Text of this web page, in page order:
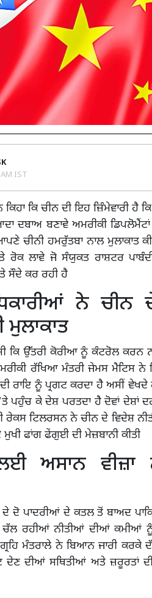
AM IST
ਕਿਹਾ ਕਿ ਚੀਨ ਦੀ ਇਹ ਜ਼ਿੰਮੇਵਾਰੀ ਹੈ
ਦਬਾਅ ਬਣਾਵੇ ਅਮਰੀਕੀ
ਚੀਨੀ ਹਮਰੁੱਤਬਾ ਨਾਲ ਮੁਲਾਕਾਤ
ਰੋਕ ਲਾਵੇ ਜੋ ਸੰਯੁਕਤ ਰਾਸ਼ਟਰ
ਸੌਦੇ ਕਰ ਰਹੀ ਹੈ
ਨੇ ਚੀਨ
ਮੁਲਾਕਾਤ
ਕਿ ਉੱਤਰੀ ਕੋਰੀਆ ਨੂੰ ਕੰਟਰੋਲ ਕਰਨ
ਰੱਖਿਆ ਮੰਤਰੀ ਜੇਮਸ ਮੈਟਿਸ ਨੇ
ਰਾਇ ਨੂੰ ਪ੍ਰਗਟ ਕਰਦਾ ਹੈ ਅਸੀਂ
ਪਹੁੰਚ ਕੇ ਦੇਸ਼ ਪਰਤਦਾ ਹੈ ਦੋਵਾਂ ਦੇਸ਼ਾਂ
ਟਿਲਰਸਨ ਨੇ ਚੀਨ ਦੇ ਵਿਦੇਸ਼
ਫਾਂਗ ਫੇਂਗੁਈ ਦੀ ਮੇਜ਼ਬਾਨੀ ਕੀਤੀ
ਅਸਾਨ ਵੀਜ਼ਾ
ਦੇ ਦੋ ਪਾਦਰੀਆਂ ਦੇ ਕਤਲ ਤੋਂ ਬਾਅਦ
ਚੱਲ ਰਹੀਆਂ ਨੀਤੀਆਂ ਦੀਆਂ
ਮੰਤਰਾਲੇ ਨੇ ਬਿਆਨ ਜਾਰੀ ਕਰਕੇ
ਦੀਆਂ ਸਥਿਤੀਆਂ ਅਤੇ ਜ਼ਰੂਰਤਾਂ